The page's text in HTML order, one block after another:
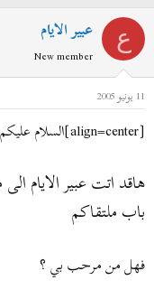
ئ
م
و
و
ع
ل
ب
ع عبير الايام
New member
11 يونيو 2005
[align=center] السلام
هاقد اتت عبير الايام الى
باب ملتقاكم
فهل من مرحب بي ؟